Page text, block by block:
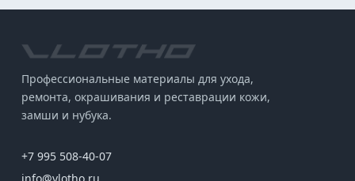
Профессиональные материалы для ухода,
ремонта, окрашивания и реставрации кожи,
замши и нубука.
+7 995 508-40-07